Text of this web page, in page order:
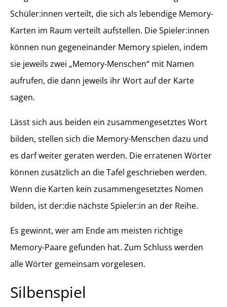
Schüler:innen verteilt, die sich als lebendige Memory-
Karten im Raum verteilt aufstellen. Die Spieler:innen
können nun gegeneinander Memory spielen, indem
sie jeweils zwei „Memory-Menschen“ mit Namen
aufrufen, die dann jeweils ihr Wort auf der Karte
sagen.
Lässt sich aus beiden ein zusammengesetztes Wort
bilden, stellen sich die Memory-Menschen dazu und
es darf weiter geraten werden. Die erratenen Wörter
können zusätzlich an die Tafel geschrieben werden.
Wenn die Karten kein zusammengesetztes Nomen
bilden, ist der:die nächste Spieler:in an der Reihe.
Es gewinnt, wer am Ende am meisten richtige
Memory-Paare gefunden hat. Zum Schluss werden
alle Wörter gemeinsam vorgelesen.
Silbenspiel